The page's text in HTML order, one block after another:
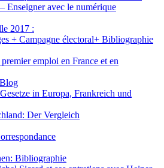
Enseigner avec le numérique
2017 :
+ Campagne électoral+ Bibliographie
emploi en France et en
in Europa, Frankreich und
Der Vergleich
Bibliographie